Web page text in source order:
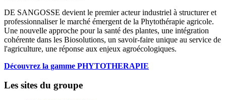
DE SANGOSSE devient le premier acteur industriel à structurer et
professionnaliser le marché émergent de la Phytothérapie agricole.
Une nouvelle approche pour la santé des plantes, une intégration
cohérente dans les Biosolutions, un savoir-faire unique au service de
l'agriculture, une réponse aux enjeux agroécologiques.
Découvrez la gamme PHYTOTHERAPIE
Les sites du groupe